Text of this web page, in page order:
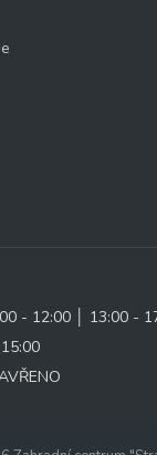
- 12:00 │ 13:00 -